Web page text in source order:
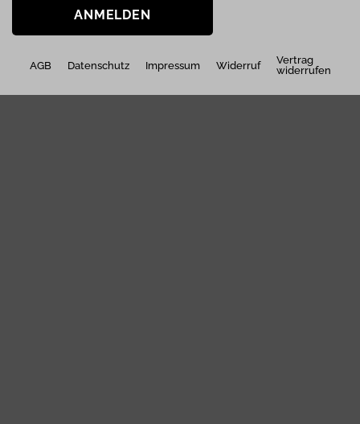
ANMELDEN
AGB Datenschutz Impressum Widerruf
Vertrag
widerrufen